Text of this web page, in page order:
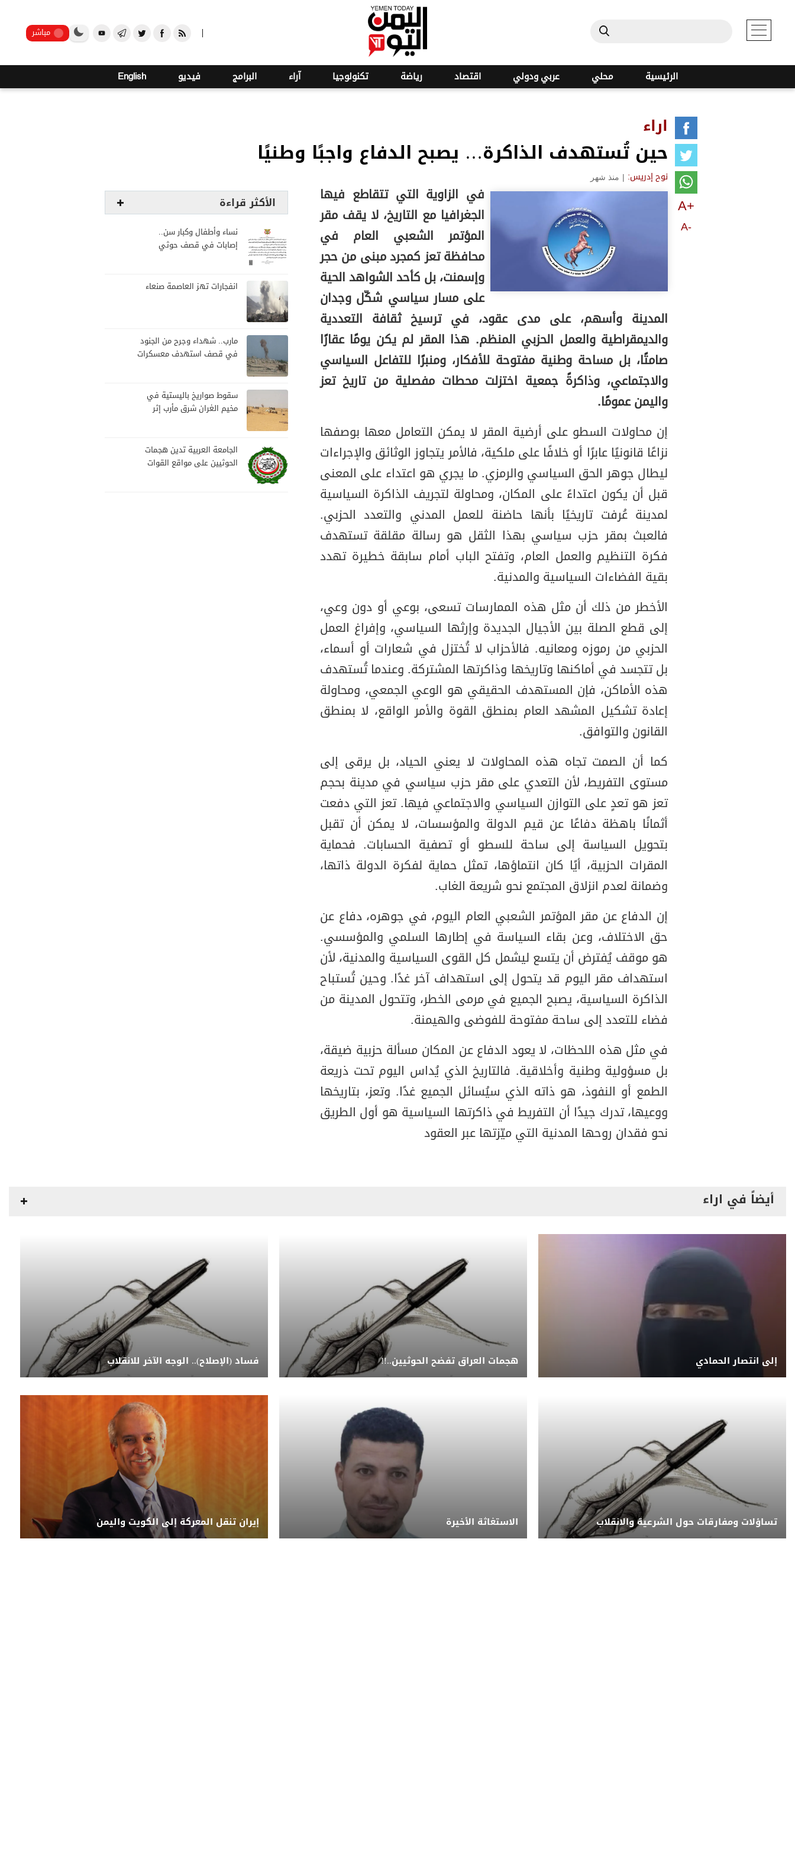
صنعاء مباشر
الرئيسية محلي عربي ودولي اقتصاد رياضة تكنولوجيا آراء البرامج فيديو English
اراء
حين تُستهدف الذاكرة… يصبح الدفاع واجبًا وطنيًا
نوح إدريس: | منذ شهر
A+
A-
في الزاوية التي تتقاطع فيها
الجغرافيا مع التاريخ، لا يقف مقر
المؤتمر الشعبي العام في
محافظة تعز كمجرد مبنى من حجر
وإسمنت، بل كأحد الشواهد الحية
على مسار سياسي شكّل وجدان
المدينة وأسهم، على مدى عقود، في ترسيخ ثقافة التعددية
والديمقراطية والعمل الحزبي المنظم. هذا المقر لم يكن يومًا عقارًا
صامتًا، بل مساحة وطنية مفتوحة للأفكار، ومنبرًا للتفاعل السياسي
والاجتماعي، وذاكرةً جمعية اختزلت محطات مفصلية من تاريخ تعز
واليمن عمومًا.
إن محاولات السطو على أرضية المقر لا يمكن التعامل معها بوصفها
نزاعًا قانونيًا عابرًا أو خلافًا على ملكية، فالأمر يتجاوز الوثائق والإجراءات
ليطال جوهر الحق السياسي والرمزي. ما يجري هو اعتداء على المعنى
قبل أن يكون اعتداءً على المكان، ومحاولة لتجريف الذاكرة السياسية
لمدينة عُرفت تاريخيًا بأنها حاضنة للعمل المدني والتعدد الحزبي.
فالعبث بمقر حزب سياسي بهذا الثقل هو رسالة مقلقة تستهدف
فكرة التنظيم والعمل العام، وتفتح الباب أمام سابقة خطيرة تهدد
بقية الفضاءات السياسية والمدنية.
الأخطر من ذلك أن مثل هذه الممارسات تسعى، بوعي أو دون وعي،
إلى قطع الصلة بين الأجيال الجديدة وإرثها السياسي، وإفراغ العمل
الحزبي من رموزه ومعانيه. فالأحزاب لا تُختزل في شعارات أو أسماء،
بل تتجسد في أماكنها وتاريخها وذاكرتها المشتركة. وعندما تُستهدف
هذه الأماكن، فإن المستهدف الحقيقي هو الوعي الجمعي، ومحاولة
إعادة تشكيل المشهد العام بمنطق القوة والأمر الواقع، لا بمنطق
القانون والتوافق.
كما أن الصمت تجاه هذه المحاولات لا يعني الحياد، بل يرقى إلى
مستوى التفريط، لأن التعدي على مقر حزب سياسي في مدينة بحجم
تعز هو تعدٍ على التوازن السياسي والاجتماعي فيها. تعز التي دفعت
أثمانًا باهظة دفاعًا عن قيم الدولة والمؤسسات، لا يمكن أن تقبل
بتحويل السياسة إلى ساحة للسطو أو تصفية الحسابات. فحماية
المقرات الحزبية، أيًا كان انتماؤها، تمثل حماية لفكرة الدولة ذاتها،
وضمانة لعدم انزلاق المجتمع نحو شريعة الغاب.
إن الدفاع عن مقر المؤتمر الشعبي العام اليوم، في جوهره، دفاع عن
حق الاختلاف، وعن بقاء السياسة في إطارها السلمي والمؤسسي.
هو موقف يُفترض أن يتسع ليشمل كل القوى السياسية والمدنية، لأن
استهداف مقر اليوم قد يتحول إلى استهداف آخر غدًا. وحين تُستباح
الذاكرة السياسية، يصبح الجميع في مرمى الخطر، وتتحول المدينة من
فضاء للتعدد إلى ساحة مفتوحة للفوضى والهيمنة.
في مثل هذه اللحظات، لا يعود الدفاع عن المكان مسألة حزبية ضيقة،
بل مسؤولية وطنية وأخلاقية. فالتاريخ الذي يُداس اليوم تحت ذريعة
الطمع أو النفوذ، هو ذاته الذي سيُسائل الجميع غدًا. وتعز، بتاريخها
ووعيها، تدرك جيدًا أن التفريط في ذاكرتها السياسية هو أول الطريق
نحو فقدان روحها المدنية التي ميّزتها عبر العقود
الأكثر قراءة
نساء وأطفال وكبار سن..
إصابات في قصف حوثي
انفجارات تهز العاصمة صنعاء
مارب.. شهداء وجرح من الجنود
في قصف استهدف معسكرات
سقوط صواريخ باليستية في
مخيم الغران شرق مأرب إثر
الجامعة العربية تدين هجمات
الحوثيين على مواقع القوات
أيضاً في اراء
إلى انتصار الحمادي هجمات العراق تفضح الحوثيين..!! فساد (الإصلاح).. الوجه الآخر للانقلاب
تساؤلات ومفارقات حول الشرعية والانقلاب الاستغاثة الأخيرة إيران تنقل المعركة إلى الكويت واليمن